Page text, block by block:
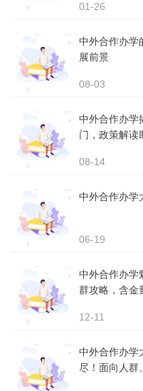
01-26
中外合作办学
展前景
08-03
中外合作办学
门，政策解读
08-14
中外合作办学
06-19
中外合作办学
群攻略，含金
12-11
中外合作办学
尽！面向人群